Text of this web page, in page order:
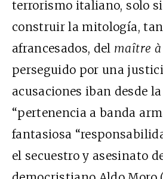
terrorismo italiano, solo
construir la mitología,
afrancesados, del maître à
perseguido por una
acusaciones iban desde
“pertenencia a banda
fantasiosa
el secuestro y asesinato